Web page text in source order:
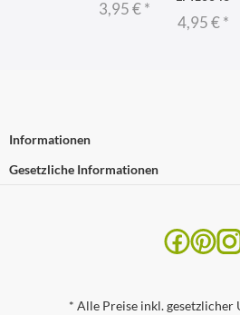
3,95 €*
4,95 €*
Informationen
Gesetzliche Informationen
* Alle Preise inkl. gesetzlicher